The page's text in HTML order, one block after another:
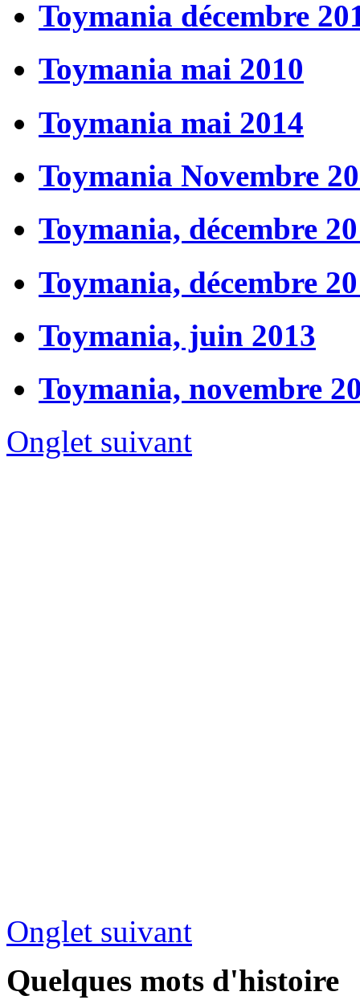
Toymania décembre
Toymania mai 2010
Toymania mai 2014
Toymania Novembre
Toymania, décembre
Toymania, décembre
Toymania, juin 2013
Toymania, novembre
Onglet suivant
Onglet suivant
Quelques mots d'histoire